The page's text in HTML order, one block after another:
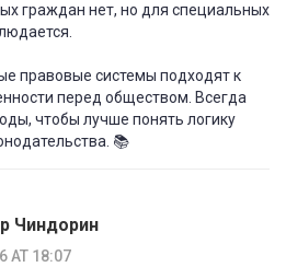
граждан нет, но для специальных
правовые системы подходят к
перед обществом. Всегда
чтобы лучше понять логику
📚
Чиндорин
AT 18:07